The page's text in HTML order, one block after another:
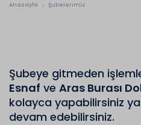
Anasayfa Şubelerimiz
Şubeye gitmeden
Esnaf ve Aras Burası
kolayca yapabilirsiniz
devam edebilirsiniz.